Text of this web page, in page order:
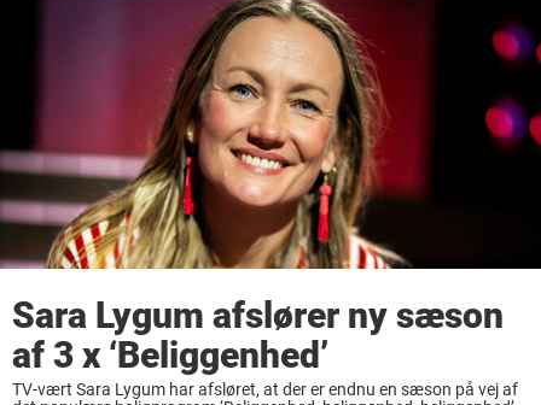
Sara Lygum afslører ny sæson
af 3 x ‘Beliggenhed’
TV-vært Sara Lygum har afsløret, at der er endnu en sæson på vej af